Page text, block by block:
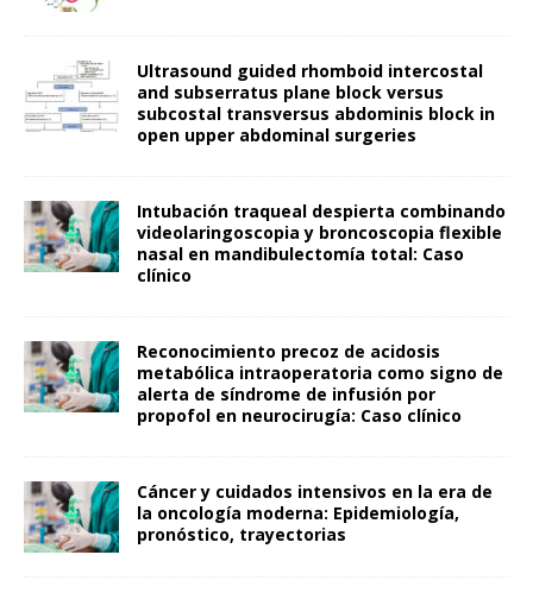
Ultrasound guided rhomboid intercostal
and subserratus plane block versus
subcostal transversus abdominis block in
open upper abdominal surgeries
Intubación traqueal despierta combinando
videolaringoscopia y broncoscopia flexible
nasal en mandibulectomía total: Caso
clínico
Reconocimiento precoz de acidosis
metabólica intraoperatoria como signo de
alerta de síndrome de infusión por
propofol en neurocirugía: Caso clínico
Cáncer y cuidados intensivos en la era de
la oncología moderna: Epidemiología,
pronóstico, trayectorias